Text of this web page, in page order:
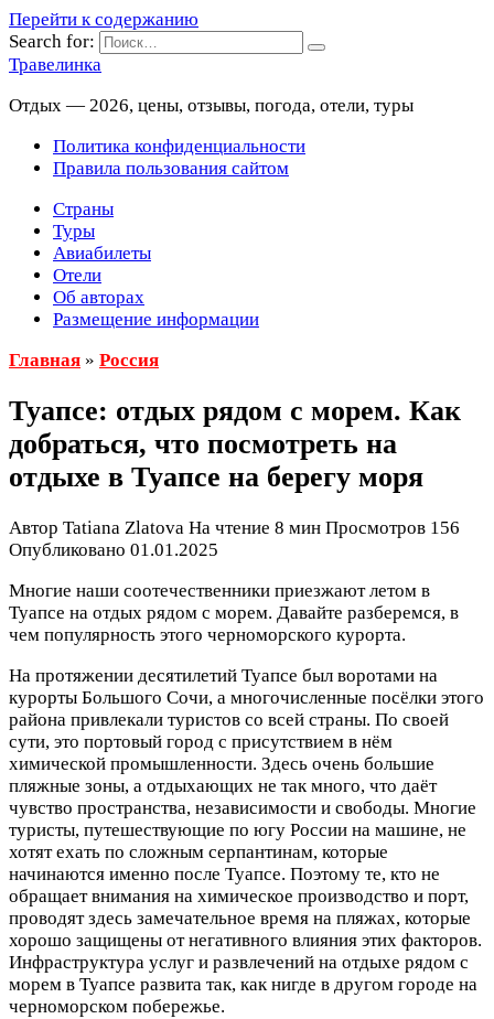
Перейти к содержанию
Search for:
Травелинка
Отдых — 2026, цены, отзывы, погода, отели, туры
Политика конфиденциальности
Правила пользования сайтом
Страны
Туры
Авиабилеты
Отели
Об авторах
Размещение информации
Главная » Россия
Туапсе: отдых рядом с морем. Как
добраться, что посмотреть на
отдыхе в Туапсе на берегу моря
Автор Tatiana Zlatova На чтение 8 мин Просмотров 156
Опубликовано 01.01.2025
Многие наши соотечественники приезжают летом в
Туапсе на отдых рядом с морем. Давайте разберемся, в
чем популярность этого черноморского курорта.
На протяжении десятилетий Туапсе был воротами на
курорты Большого Сочи, а многочисленные посёлки этого
района привлекали туристов со всей страны. По своей
сути, это портовый город с присутствием в нём
химической промышленности. Здесь очень большие
пляжные зоны, а отдыхающих не так много, что даёт
чувство пространства, независимости и свободы. Многие
туристы, путешествующие по югу России на машине, не
хотят ехать по сложным серпантинам, которые
начинаются именно после Туапсе. Поэтому те, кто не
обращает внимания на химическое производство и порт,
проводят здесь замечательное время на пляжах, которые
хорошо защищены от негативного влияния этих факторов.
Инфраструктура услуг и развлечений на отдыхе рядом с
морем в Туапсе развита так, как нигде в другом городе на
черноморском побережье.